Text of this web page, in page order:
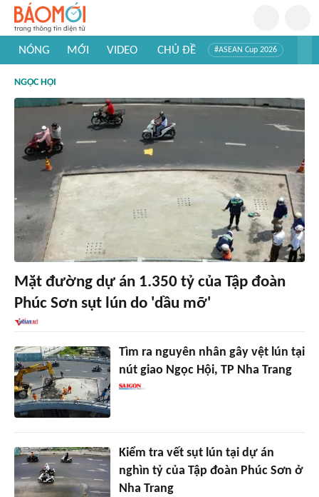
NÓNG MỚI VIDEO CHỦ ĐỀ #ASEAN Cup 2026
#Khám phá thế giới
NGỌC HỘI
Mặt đường dự án 1.350 tỷ của Tập đoàn
Phúc Sơn sụt lún do 'dầu mỡ'
Tìm ra nguyên nhân gây vệt lún tại
nút giao Ngọc Hội, TP Nha Trang
Kiểm tra vết sụt lún tại dự án
nghìn tỷ của Tập đoàn Phúc Sơn ở
Nha Trang